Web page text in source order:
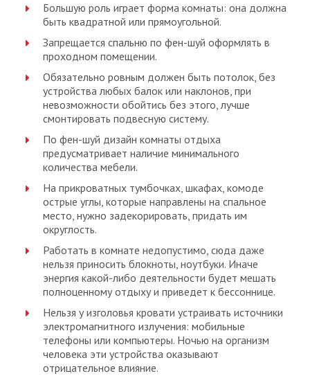
Большую роль играет форма комнаты: она должна
быть квадратной или прямоугольной.
Запрещается спальню по фен-шуй оформлять в
проходном помещении.
Обязательно ровным должен быть потолок, без
устройства любых балок или наклонов, при
невозможности обойтись без этого, лучше
смонтировать подвесную систему.
По фен-шуй дизайн комнаты отдыха
предусматривает наличие минимального
количества мебели.
На прикроватных тумбочках, шкафах, комоде
острые углы, которые направлены на спальное
место, нужно задекорировать, придать им
округлость.
Работать в комнате недопустимо, сюда даже
нельзя приносить блокноты, ноутбуки. Иначе
энергия какой-либо деятельности будет мешать
полноценному отдыху и приведет к бессоннице.
Нельзя у изголовья кровати устраивать источники
электромагнитного излучения: мобильные
телефоны или компьютеры. Ночью на организм
человека эти устройства оказывают
отрицательное влияние.